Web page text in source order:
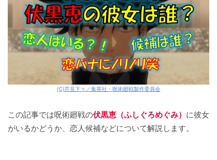
(C)芥見下々／集英社・呪術廻戦製作委員会
この記事では呪術廻戦の伏黒恵（ふしぐろめぐみ） に彼女
がいるかどうか、恋人候補などについて解説します。